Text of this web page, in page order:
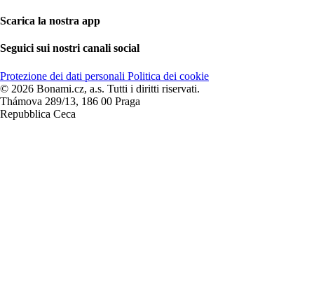
Scarica la nostra app
Seguici sui nostri canali social
Protezione dei dati personali Politica dei cookie
© 2026 Bonami.cz, a.s. Tutti i diritti riservati.
Thámova 289/13, 186 00 Praga
Repubblica Ceca